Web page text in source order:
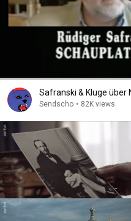
Safranski & Kluge über
Sendscho • 82K views